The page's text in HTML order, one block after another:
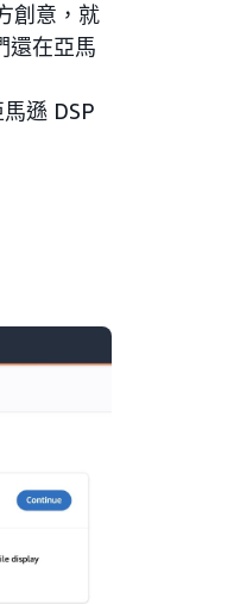
創意，就
還在亞馬
遜 DSP